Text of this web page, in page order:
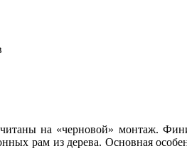
на «черновой» монтаж.
рам из дерева. Основная